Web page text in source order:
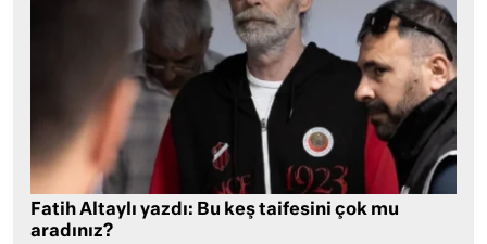
Fatih Altaylı yazdı: Bu keş taifesini çok mu
aradınız?